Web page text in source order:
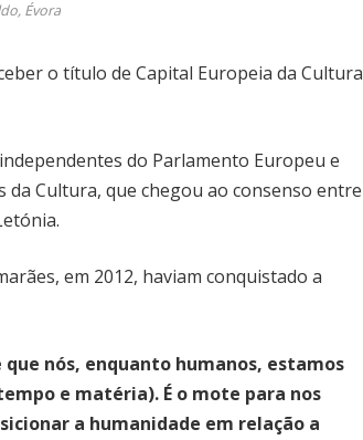
Évora
o título de Capital Europeia da Cultura
do Parlamento Europeu e
da Cultura, que chegou ao consenso entre
em 2012, haviam conquistado a
nós, enquanto humanos, estamos
e matéria). É o mote para nos
a humanidade em relação a